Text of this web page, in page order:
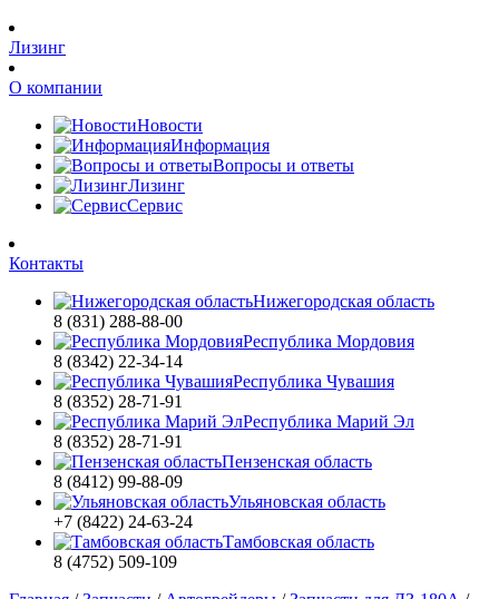
Лизинг
О компании
Новости
Информация
Вопросы и ответы
Лизинг
Сервис
Контакты
Нижегородская область
8 (831) 288-88-00
Республика Мордовия
8 (8342) 22-34-14
Республика Чувашия
8 (8352) 28-71-91
Республика Марий Эл
8 (8352) 28-71-91
Пензенская область
8 (8412) 99-88-09
Ульяновская область
+7 (8422) 24-63-24
Тамбовская область
8 (4752) 509-109